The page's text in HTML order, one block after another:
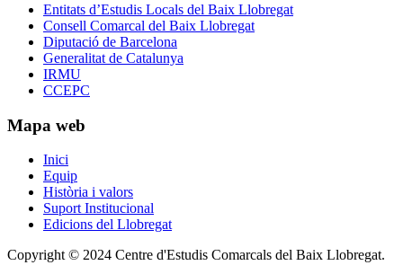
Entitats d’Estudis Locals del Baix Llobregat
Consell Comarcal del Baix Llobregat
Diputació de Barcelona
Generalitat de Catalunya
IRMU
CCEPC
Mapa web
Inici
Equip
Història i valors
Suport Institucional
Edicions del Llobregat
Copyright © 2024 Centre d'Estudis Comarcals del Baix Llobregat.